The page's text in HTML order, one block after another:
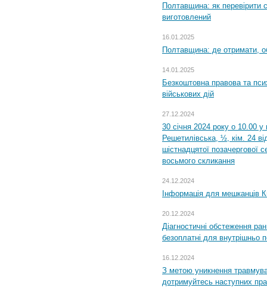
Полтавщина: як перевірити
виготовлений
16.01.2025
Полтавщина: де отримати,
14.01.2025
Безкоштовна правова та
військових дій
27.12.2024
30 січня 2024 року о 10.00 у
Решетилівська, ½, кім. 24
шістнадцятої позачергової
восьмого скликання
24.12.2024
Інформація для мешканців
20.12.2024
Діагностичні обстеження
безоплатні для внутрішньо
16.12.2024
З метою уникнення
дотримуйтесь наступних